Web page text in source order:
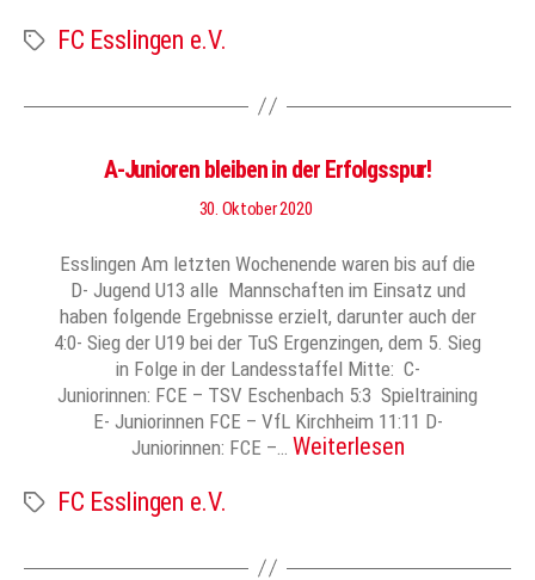
Schlagwörter
FC Esslingen e.V.
A-Junioren bleiben in der Erfolgsspur!
30. Oktober 2020
Esslingen Am letzten Wochenende waren bis auf die
D- Jugend U13 alle Mannschaften im Einsatz und
haben folgende Ergebnisse erzielt, darunter auch der
4:0- Sieg der U19 bei der TuS Ergenzingen, dem 5. Sieg
in Folge in der Landesstaffel Mitte: C-
Juniorinnen: FCE – TSV Eschenbach 5:3 Spieltraining
E- Juniorinnen FCE – VfL Kirchheim 11:11 D-
Juniorinnen: FCE –… Weiterlesen
Schlagwörter
FC Esslingen e.V.